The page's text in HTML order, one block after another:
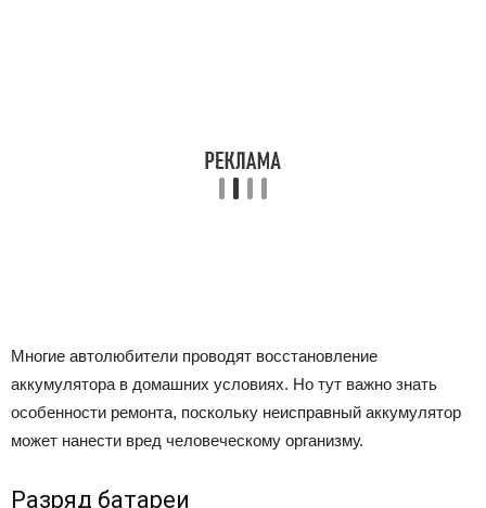
Многие автолюбители проводят восстановление
аккумулятора в домашних условиях. Но тут важно знать
особенности ремонта, поскольку неисправный аккумулятор
может нанести вред человеческому организму.
Разряд батареи